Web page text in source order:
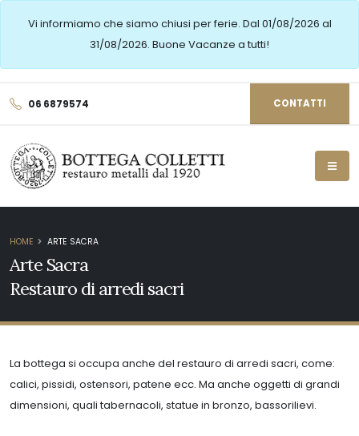
Vi informiamo che siamo chiusi per ferie. Dal 01/08/2026 al
31/08/2026. Buone Vacanze a tutti!
06 6879574 CONTATTI
Arte Sacra
Restauro di arredi sacri
HOME ARTE SACRA
La bottega si occupa anche del restauro di arredi sacri, come:
calici, pissidi, ostensori, patene ecc. Ma anche oggetti di grandi
dimensioni, quali tabernacoli, statue in bronzo, bassorilievi.